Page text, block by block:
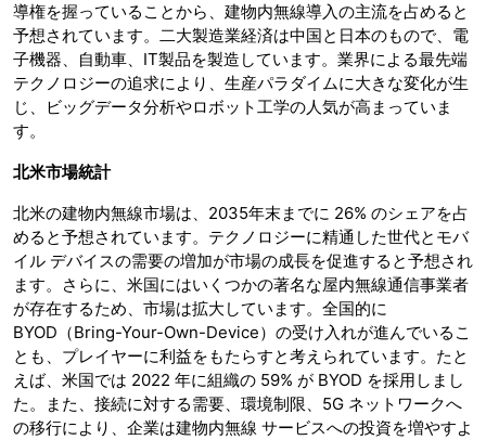
導権を握っていることから、建物内無線導入の主流を占めると
予想されています。二大製造業経済は中国と日本のもので、電
子機器、自動車、IT製品を製造しています。業界による最先端
テクノロジーの追求により、生産パラダイムに大きな変化が生
じ、ビッグデータ分析やロボット工学の人気が高まっていま
す。
北米市場統計
北米の建物内無線市場は、2035年末までに 26% のシェアを占
めると予想されています。テクノロジーに精通した世代とモバ
イル デバイスの需要の増加が市場の成長を促進すると予想され
ます。さらに、米国にはいくつかの著名な屋内無線通信事業者
が存在するため、市場は拡大しています。全国的に
BYOD（Bring-Your-Own-Device）の受け入れが進んでいるこ
とも、プレイヤーに利益をもたらすと考えられています。たと
えば、米国では 2022 年に組織の 59% が BYOD を採用しまし
た。また、接続に対する需要、環境制限、5G ネットワークへ
の移行により、企業は建物内無線 サービスへの投資を増やすよ